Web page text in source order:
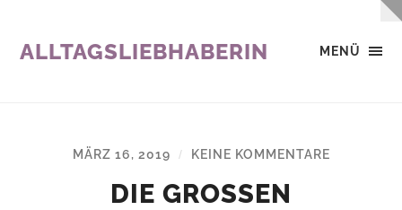
MENÜ
ALLTAGSLIEBHABERIN
MÄRZ 16, 2019 / KEINE KOMMENTARE
DIE GROSSEN